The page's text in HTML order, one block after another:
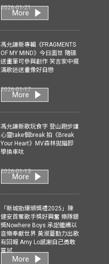
2026-01-21
More
馮允謙新專輯《FRAGMENTS
OF MY MIND》今日面世 隨碟
送畫筆可參與創作 笑言家中擺
滿歌迷送畫像好自戀
2026-01-17
More
馮允謙新歌玩食字 登山跑步讓
心靈take個break 拍《Break
Your Heart》MV森林拋錨即
學換車呔
2026-01-13
More
「新城勁爆頒獎禮2025」陳
健安首奪歌手獎好興奮 樂隊銀
獎Nowhere Boys 承諾繼續以
音樂奉獻世界 黃淑蔓勤力出歌
有回報 Amy Lo感謝自己勇敢
嘗試
More